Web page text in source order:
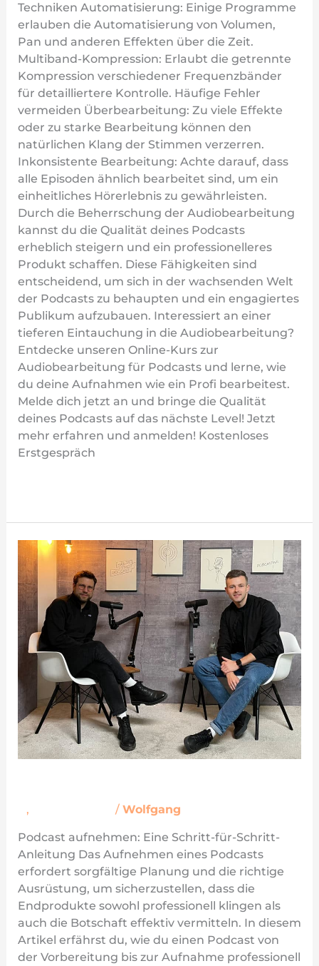
Techniken Automatisierung: Einige Programme
erlauben die Automatisierung von Volumen,
Pan und anderen Effekten über die Zeit.
Multiband-Kompression: Erlaubt die getrennte
Kompression verschiedener Frequenzbänder
für detailliertere Kontrolle. Häufige Fehler
vermeiden Überbearbeitung: Zu viele Effekte
oder zu starke Bearbeitung können den
natürlichen Klang der Stimmen verzerren.
Inkonsistente Bearbeitung: Achte darauf, dass
alle Episoden ähnlich bearbeitet sind, um ein
einheitliches Hörerlebnis zu gewährleisten.
Durch die Beherrschung der Audiobearbeitung
kannst du die Qualität deines Podcasts
erheblich steigern und ein professionelleres
Produkt schaffen. Diese Fähigkeiten sind
entscheidend, um sich in der wachsenden Welt
der Podcasts zu behaupten und ein engagiertes
Publikum aufzubauen. Interessiert an einer
tieferen Eintauchung in die Audiobearbeitung?
Entdecke unseren Online-Kurs zur
Audiobearbeitung für Podcasts und lerne, wie
du deine Aufnahmen wie ein Profi bearbeitest.
Melde dich jetzt an und bringe die Qualität
deines Podcasts auf das nächste Level! Jetzt
mehr erfahren und anmelden! Kostenloses
Erstgespräch
, / Wolfgang
Podcast aufnehmen: Eine Schritt-für-Schritt-
Anleitung Das Aufnehmen eines Podcasts
erfordert sorgfältige Planung und die richtige
Ausrüstung, um sicherzustellen, dass die
Endprodukte sowohl professionell klingen als
auch die Botschaft effektiv vermitteln. In diesem
Artikel erfährst du, wie du einen Podcast von
der Vorbereitung bis zur Aufnahme professionell
Podcast
aufnehmen